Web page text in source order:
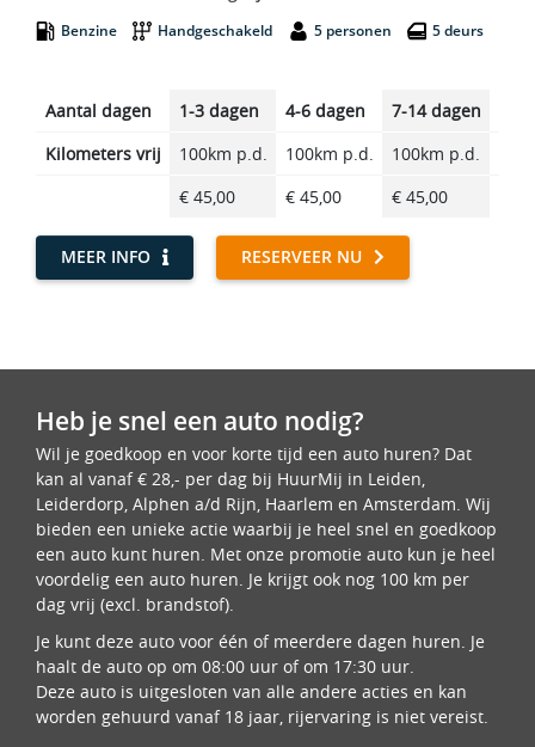
Benzine Handgeschakeld 5 personen 5 deurs
Aantal dagen 1-3 dagen 4-6 dagen 7-14 dagen
Kilometers vrij
100km p.d. 100km p.d. 100km p.d.
€ 45,00
€ 45,00 € 45,00
MEER INFO RESERVEER NU
Heb je snel een auto nodig?
Wil je goedkoop en voor korte tijd een auto huren? Dat
kan al vanaf € 28,- per dag bij HuurMij in Leiden,
Leiderdorp, Alphen a/d Rijn, Haarlem en Amsterdam. Wij
bieden een unieke actie waarbij je heel snel en goedkoop
een auto kunt huren. Met onze promotie auto kun je heel
voordelig een auto huren. Je krijgt ook nog 100 km per
dag vrij (excl. brandstof).
Je kunt deze auto voor één of meerdere dagen huren. Je
haalt de auto op om 08:00 uur of om 17:30 uur.
Deze auto is uitgesloten van alle andere acties en kan
worden gehuurd vanaf 18 jaar, rijervaring is niet vereist.